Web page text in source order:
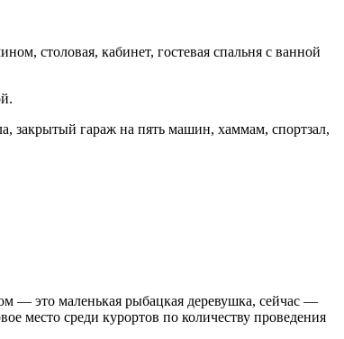
столовая, кабинет, гостевая спальня с ванной
закрытый гараж на пять машин, хаммам, спортзал,
— это маленькая рыбацкая деревушка, сейчас —
место среди курортов по количеству проведения